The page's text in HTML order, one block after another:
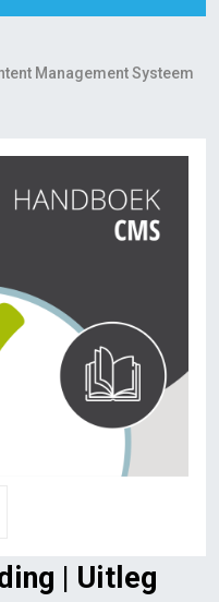
Management Systeem
| Uitleg